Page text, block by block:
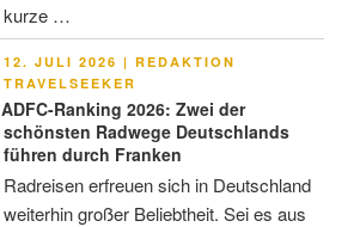
kurze …
VERÖFFENTLICHT
AM
12. JULI 2026 | REDAKTION
TRAVELSEEKER
ADFC-Ranking 2026: Zwei der
schönsten Radwege Deutschlands
führen durch Franken
Radreisen erfreuen sich in Deutschland
weiterhin großer Beliebtheit. Sei es aus